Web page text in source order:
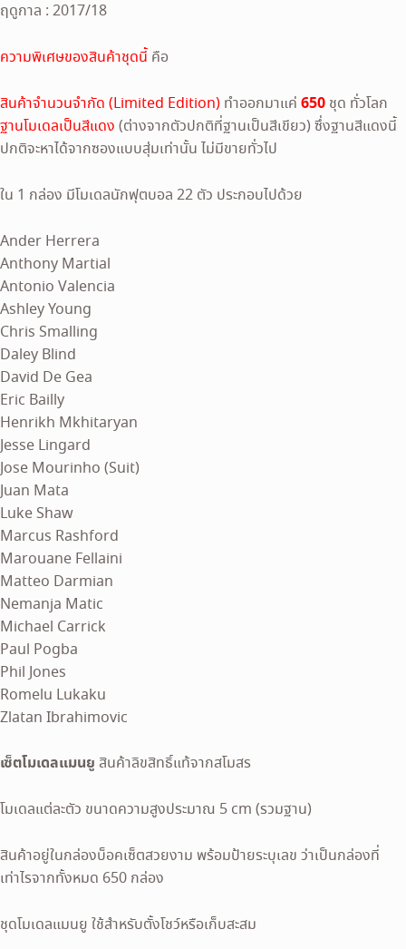
ฤดูกาล : 2017/18
ความพิเศษของสินค้าชุดนี้ คือ
สินค้าจำนวนจำกัด (Limited Edition) ทำออกมาแค่ 650 ชุด ทั่วโลก
ฐานโมเดลเป็นสีแดง (ต่างจากตัวปกติที่ฐานเป็นสีเขียว) ซึ่งฐานสีแดงนี้
ปกติจะหาได้จากซองแบบสุ่มเท่านั้น ไม่มีขายทั่วไป
ใน 1 กล่อง มีโมเดลนักฟุตบอล 22 ตัว ประกอบไปด้วย
Ander Herrera
Anthony Martial
Antonio Valencia
Ashley Young
Chris Smalling
Daley Blind
David De Gea
Eric Bailly
Henrikh Mkhitaryan
Jesse Lingard
Jose Mourinho (Suit)
Juan Mata
Luke Shaw
Marcus Rashford
Marouane Fellaini
Matteo Darmian
Nemanja Matic
Michael Carrick
Paul Pogba
Phil Jones
Romelu Lukaku
Zlatan Ibrahimovic
เซ็ตโมเดลแมนยู สินค้าลิขสิทธิ์แท้จากสโมสร
โมเดลแต่ละตัว ขนาดความสูงประมาณ 5 cm (รวมฐาน)
สินค้าอยู่ในกล่องบ็อคเซ็ตสวยงาม พร้อมป้ายระบุเลข ว่าเป็นกล่องที่
เท่าไรจากทั้งหมด 650 กล่อง
ชุดโมเดลแมนยู ใช้สำหรับตั้งโชว์หรือเก็บสะสม